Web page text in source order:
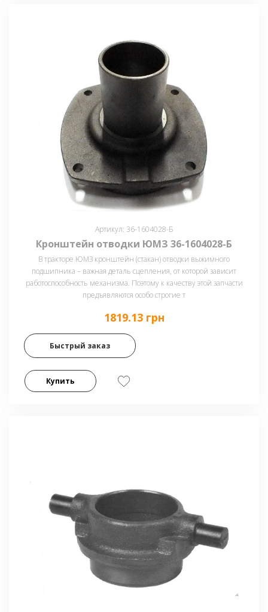
Артикул: 36-1604028-Б
Кронштейн отводки ЮМЗ 36-1604028-Б
В тракторе ЮМЗ кронштейн (стакан) отводки выжимного
подшипника – важная деталь сцепления, от которой зависит
работоспособность механизма. Поэтому к качеству этой запчасти
предъявляются особо строгие т
1819.13 грн
Быстрый заказ
Купить